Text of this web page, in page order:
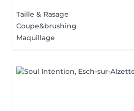
Taille & Rasage
Coupe&brushing
Maquillage